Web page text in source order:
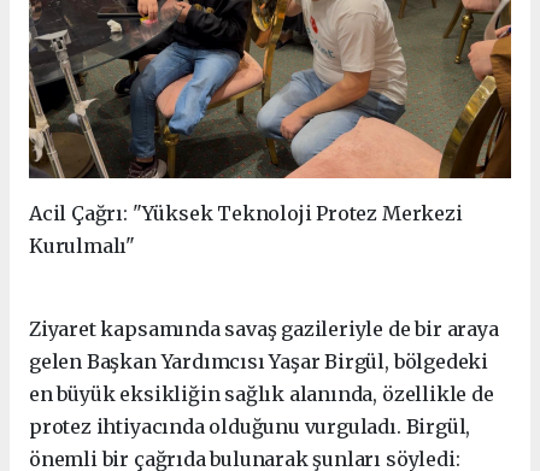
Acil Çağrı: "Yüksek Teknoloji Protez Merkezi
Kurulmalı"
Ziyaret kapsamında savaş gazileriyle de bir araya
gelen Başkan Yardımcısı Yaşar Birgül, bölgedeki
en büyük eksikliğin sağlık alanında, özellikle de
protez ihtiyacında olduğunu vurguladı. Birgül,
önemli bir çağrıda bulunarak şunları söyledi: